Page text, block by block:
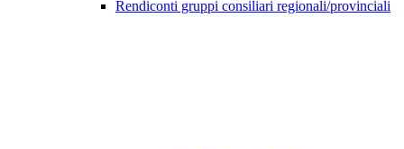
Rendiconti gruppi consiliari regionali/provinciali